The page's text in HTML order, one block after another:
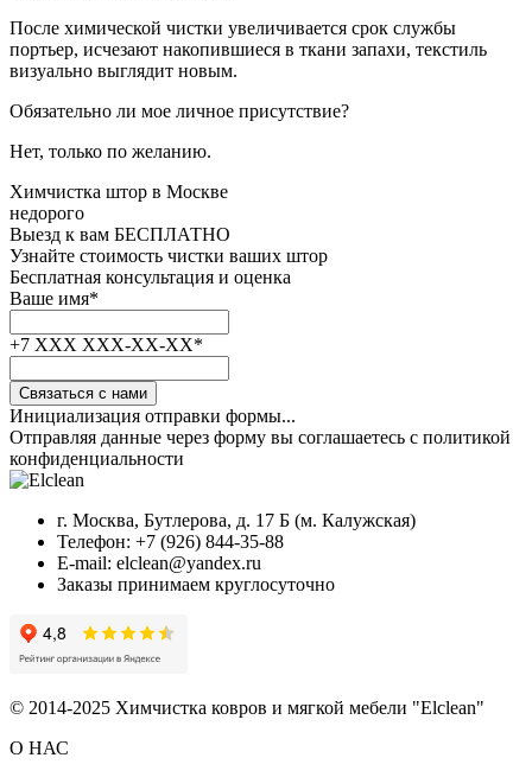
После химической чистки увеличивается срок службы
портьер, исчезают накопившиеся в ткани запахи, текстиль
визуально выглядит новым.
Обязательно ли мое личное присутствие?
Нет, только по желанию.
Химчистка штор в Москве
недорого
Выезд к вам БЕСПЛАТНО
Узнайте стоимость чистки ваших штор
Бесплатная консультация и оценка
Ваше имя*
+7 XXX XXX-XX-XX*
Связаться с нами
Инициализация отправки формы...
Отправляя данные через форму вы соглашаетесь с политикой
конфиденциальности
г. Москва, Бутлерова, д. 17 Б (м. Калужская)
Телефон: +7 (926) 844-35-88
E-mail: elclean@yandex.ru
Заказы принимаем круглосуточно
© 2014-2025 Химчистка ковров и мягкой мебели "Elclean"
О НАС